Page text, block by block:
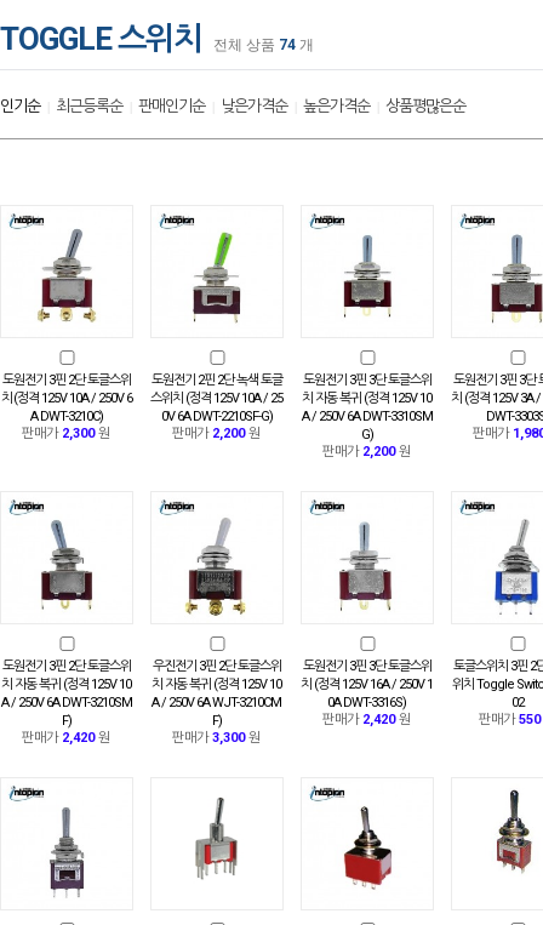
TOGGLE 스위치 전체 상품 74 개
인기순| 최근등록순| 판매인기순| 낮은가격순| 높은가격순| 상품평많은순
도원전기 3핀 2단 토글스위
치 (정격 125V 10A / 250V 6
A DWT-3210C)
판매가 2,300원
도원전기 2핀 2단 녹색 토글
스위치 (정격 125V 10A / 25
0V 6A DWT-2210SF-G)
판매가 2,200원
도원전기 3핀 3단 토글스위
치 자동 복귀 (정격 125V 10
A / 250V 6A DWT-3310SM
G)
판매가 2,200원
도원전기 3핀 3단
치 (정격 125V 3A
DWT-
판매가
도원전기 3핀 2단 토글스위
치 자동 복귀 (정격 125V 10
A / 250V 6A DWT-3210SM
F)
판매가 2,420원
우진전기 3핀 2단 토글스위
치 자동 복귀 (정격 125V 10
A / 250V 6A WJT-3210CM
F)
판매가3,300원
도원전기 3핀 3단 토글스위
치 (정격 125V 16A / 250V 1
0A DWT-3316S)
판매가 2,420원
토글스위치 3핀 2
위치 Toggle
02
판매가550